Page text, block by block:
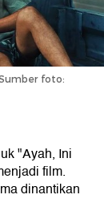
foto:
"Ayah, Ini
film.
dinantikan